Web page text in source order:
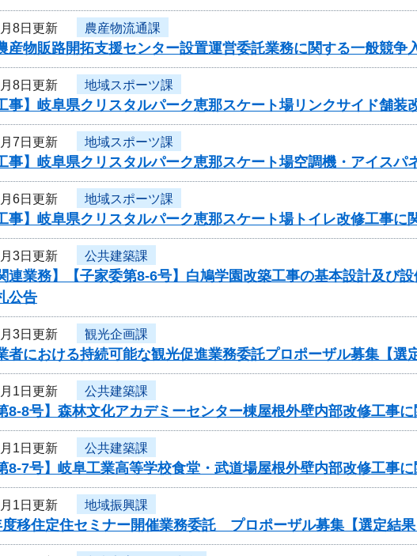
8日更新 農産物流通課
産物販路開拓支援センター設置運営委託業務に関する一般競争
8日更新 地域スポーツ課
事】岐阜県クリスタルパーク恵那スケート場リンクサイド舗
7日更新 地域スポーツ課
事】岐阜県クリスタルパーク恵那スケート場空調機・アイス
6日更新 地域スポーツ課
事】岐阜県クリスタルパーク恵那スケート場トイレ改修工事に
3日更新 公共建築課
連業務】【子家委第8-6号】白鳩学園改築工事の基本設計及び
公告
3日更新 観光企画課
者における持続可能な観光促進業務委託プロポーザル募集【選
1日更新 公共建築課
8-8号】森林文化アカデミーセンター棟屋根外壁内部改修工事
1日更新 公共建築課
8-7号】岐阜工業高等学校食堂・武道場屋根外壁内部改修工事
1日更新 地域振興課
移住定住セミナー開催業務委託 プロポーザル募集【選定結果